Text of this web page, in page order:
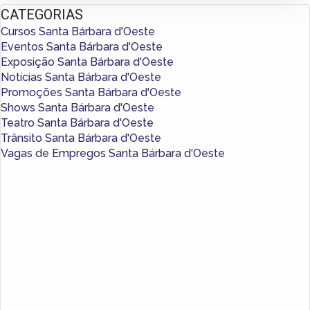
CATEGORIAS
Cursos Santa Bárbara d'Oeste
Eventos Santa Bárbara d'Oeste
Exposição Santa Bárbara d'Oeste
Notícias Santa Bárbara d'Oeste
Promoções Santa Bárbara d'Oeste
Shows Santa Bárbara d'Oeste
Teatro Santa Bárbara d'Oeste
Trânsito Santa Bárbara d'Oeste
Vagas de Empregos Santa Bárbara d'Oeste